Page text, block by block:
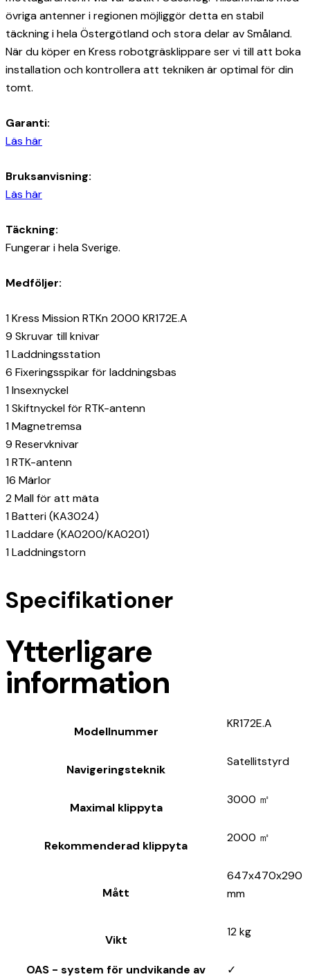
övriga antenner i regionen möjliggör detta en stabil
täckning i hela Östergötland och stora delar av Småland.
När du köper en Kress robotgräsklippare ser vi till att boka
installation och kontrollera att tekniken är optimal för din
tomt.
Garanti:
Läs här
Bruksanvisning:
Läs här
Täckning:
Fungerar i hela Sverige.
Medföljer:
1 Kress Mission RTKn 2000 KR172E.A
9 Skruvar till knivar
1 Laddningsstation
6 Fixeringsspikar för laddningsbas
1 Insexnyckel
1 Skiftnyckel för RTK-antenn
1 Magnetremsa
9 Reservknivar
1 RTK-antenn
16 Märlor
2 Mall för att mäta
1 Batteri (KA3024)
1 Laddare (KA0200/KA0201)
1 Laddningstorn
Specifikationer
Ytterligare
information
Modellnummer
KR172E.A
Navigeringsteknik
Satellitstyrd
Maximal klippyta
3000 ㎡
Rekommenderad klippyta
2000 ㎡
Mått
647x470x290
mm
Vikt
12 kg
OAS - system för undvikande av
✓